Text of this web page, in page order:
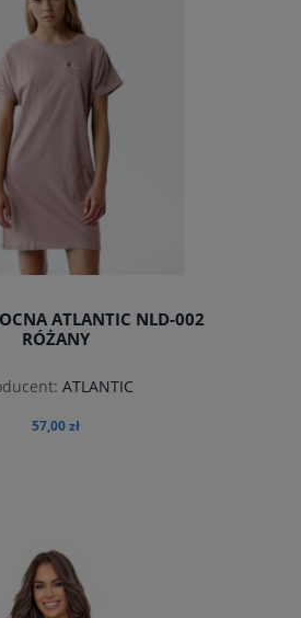
ATLANTIC NLD-002
RÓŻANY
ATLANTIC
57,00 zł
do koszyka